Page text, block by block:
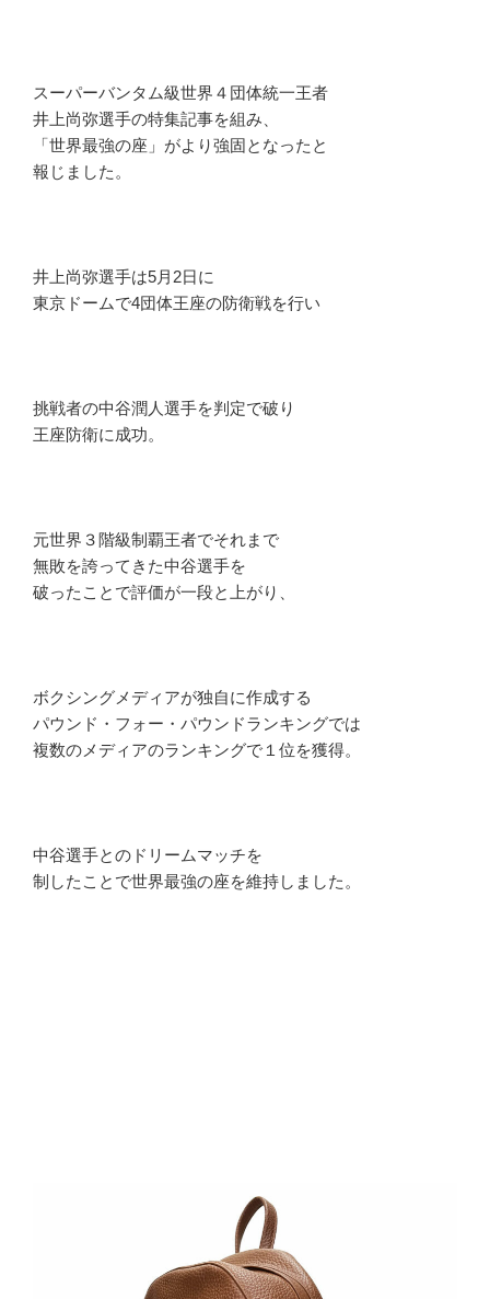
スーパーバンタム級世界４団体統一王者
井上尚弥選手の特集記事を組み、
「世界最強の座」がより強固となったと
報じました。
井上尚弥選手は5月2日に
東京ドームで4団体王座の防衛戦を行い
挑戦者の中谷潤人選手を判定で破り
王座防衛に成功。
元世界３階級制覇王者でそれまで
無敗を誇ってきた中谷選手を
破ったことで評価が一段と上がり、
ボクシングメディアが独自に作成する
パウンド・フォー・パウンドランキングでは
複数のメディアのランキングで１位を獲得。
中谷選手とのドリームマッチを
制したことで世界最強の座を維持しました。